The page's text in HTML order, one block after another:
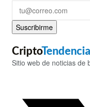
Suscribirme
Cripto
Sitio web de noticias de